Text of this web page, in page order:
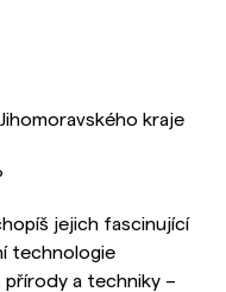
kraje
jejich fascinující
technologie
přírody a techniky –